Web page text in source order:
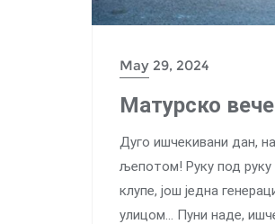
May 29, 2024
Матурско вече
Дуго ишчекивани дан,
љепотом! Руку под руку
клупе, још једна
улицом… Пуни наде,